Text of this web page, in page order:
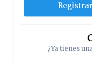
¿Ya tienes